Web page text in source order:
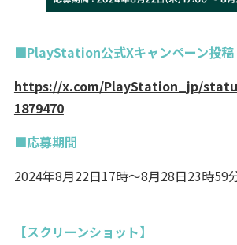
■PlayStation公式Xキャンペーン投稿
https://x.com/PlayStation_jp/
1879470
■応募期間
2024年8月22日17時～8月28日23時59
【スクリーンショット】